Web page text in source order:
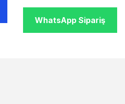
WhatsApp Sipariş